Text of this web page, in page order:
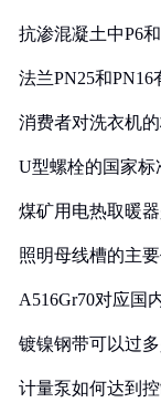
抗渗混凝土中P6
法兰PN25和PN16
消费者对洗衣机
U型螺栓的国家标
煤矿用电热取暖
照明母线槽的主
A516Gr70对应国
镀镍钢带可以过
计量泵如何达到